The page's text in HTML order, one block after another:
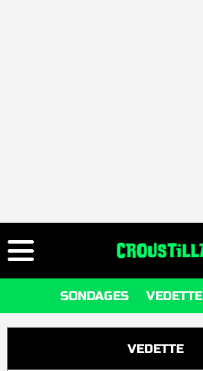
SONDAGES VEDETTE
VEDETTE